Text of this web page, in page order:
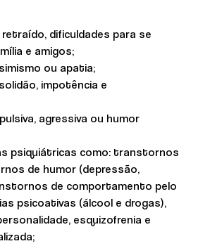
dificuldades para se
e amigos;
ou apatia;
impotência e
agressiva ou humor
psiquiátricas como: transtornos
de humor (depressão,
de comportamento pelo
psicoativas (álcool e drogas),
esquizofrenia e